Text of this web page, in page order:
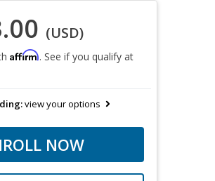
(USD)
Affirm. See if you qualify at
view your options
NOW